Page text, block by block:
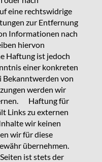
eine rechtswidrige
zur Entfernung
Informationen nach
hiervon
Haftung ist jedoch
einer konkreten
Bekanntwerden von
werden wir
Haftung für
Links zu externen
wir keinen
wir für diese
übernehmen.
ist stets der